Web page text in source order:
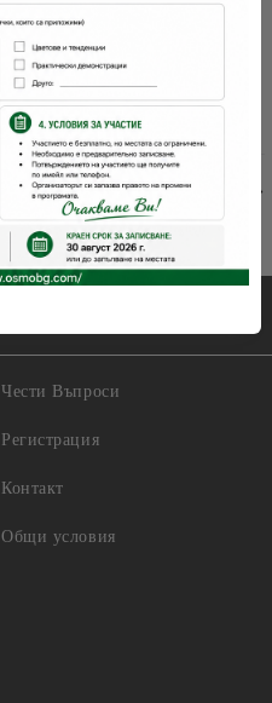
»
Чести Въпроси
Регистрация
Контакт
Общи условия